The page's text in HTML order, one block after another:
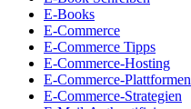
E-Books
E-Commerce
E-Commerce Tipps
E-Commerce-Hosting
E-Commerce-Plattformen
E-Commerce-Strategien